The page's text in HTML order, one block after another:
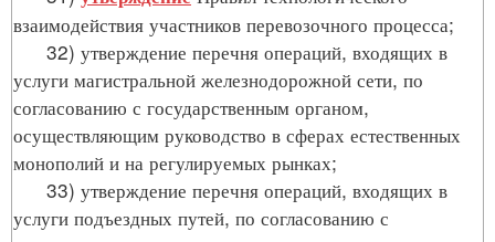
взаимодействия участников перевозочного процесса;
32) утверждение перечня операций, входящих в
услуги магистральной железнодорожной сети, по
согласованию с государственным органом,
осуществляющим руководство в сферах естественных
монополий и на регулируемых рынках;
33) утверждение перечня операций, входящих в
услуги подъездных путей, по согласованию с